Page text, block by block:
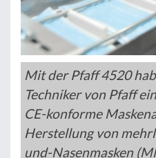
Mit der Pfaff 4520
Techniker von Pfaff
CE-konforme
Herstellung von
und-Nasenmasken